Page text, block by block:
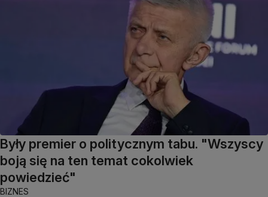
Były premier o politycznym tabu. "Wszyscy
boją się na ten temat cokolwiek
powiedzieć"
BIZNES